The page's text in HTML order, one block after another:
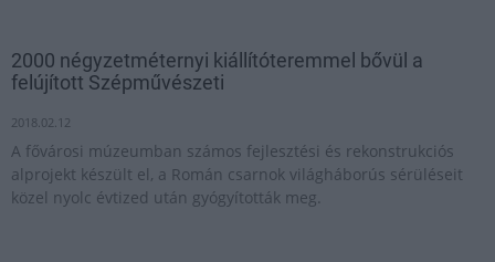
2000 négyzetméternyi kiállítóteremmel bővül a
felújított Szépművészeti
2018.02.12
A fővárosi múzeumban számos fejlesztési és rekonstrukciós
alprojekt készült el, a Román csarnok világháborús sérüléseit
közel nyolc évtized után gyógyították meg.